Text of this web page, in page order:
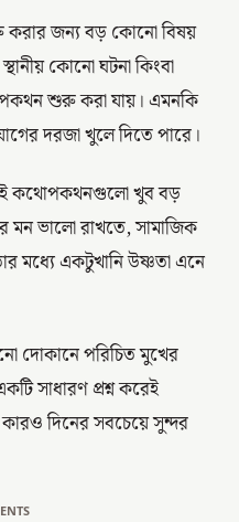
করার জন্য বড় কোনো বিষয়
কোনো ঘটনা কিংবা
শুরু করা যায়। এমনকি
দরজা খুলে দিতে পারে।
কথোপকথনগুলো খুব বড়
মন ভালো রাখতে, সামাজিক
মধ্যে একটুখানি উষ্ণতা এনে
দোকানে পরিচিত মুখের
সাধারণ প্রশ্ন করেই
দিনের সবচেয়ে সুন্দর